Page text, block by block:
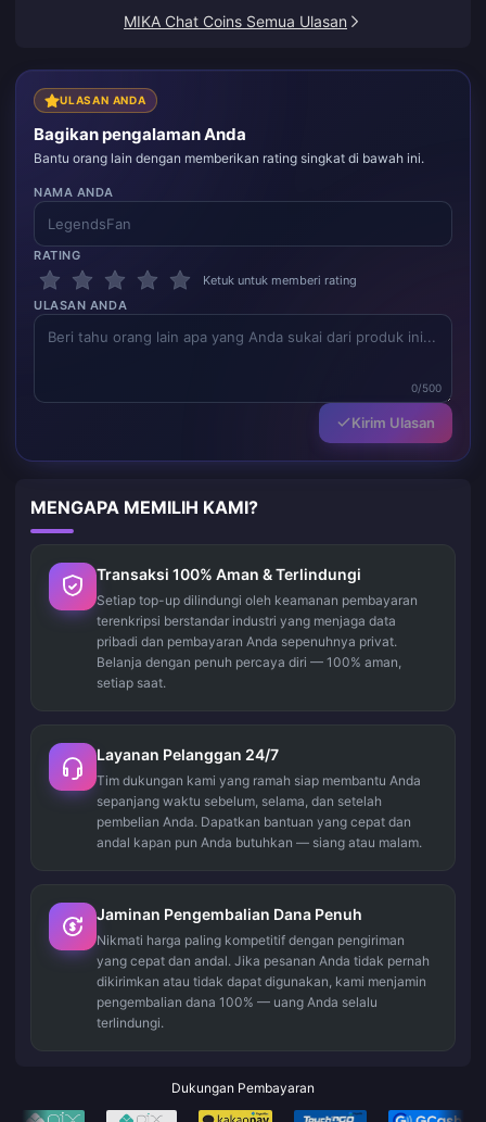
MIKA Chat Coins Semua Ulasan
ULASAN ANDA
Bagikan pengalaman Anda
Bantu orang lain dengan memberikan rating singkat di bawah ini.
NAMA ANDA
RATING
Ketuk untuk memberi rating
ULASAN ANDA
0/500
Kirim Ulasan
MENGAPA MEMILIH KAMI?
Transaksi 100% Aman & Terlindungi
Setiap top-up dilindungi oleh keamanan pembayaran
terenkripsi berstandar industri yang menjaga data
pribadi dan pembayaran Anda sepenuhnya privat.
Belanja dengan penuh percaya diri — 100% aman,
setiap saat.
Layanan Pelanggan 24/7
Tim dukungan kami yang ramah siap membantu Anda
sepanjang waktu sebelum, selama, dan setelah
pembelian Anda. Dapatkan bantuan yang cepat dan
andal kapan pun Anda butuhkan — siang atau malam.
Jaminan Pengembalian Dana Penuh
Nikmati harga paling kompetitif dengan pengiriman
yang cepat dan andal. Jika pesanan Anda tidak pernah
dikirimkan atau tidak dapat digunakan, kami menjamin
pengembalian dana 100% — uang Anda selalu
terlindungi.
Dukungan Pembayaran